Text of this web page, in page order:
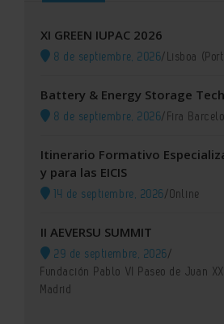
XI GREEN IUPAC 2026
8 de septiembre, 2026/Lisboa
Battery & Energy Storage
8 de septiembre, 2026/Fira
Itinerario Formativo
y para las EICIS
14 de septiembre, 2026/Online
II AEVERSU SUMMIT
29 de septiembre, 2026/
Fundación Pablo VI Paseo de Juan
Madrid